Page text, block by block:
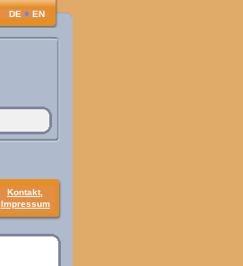
DE ♦ EN
Kontakt,
Impressum